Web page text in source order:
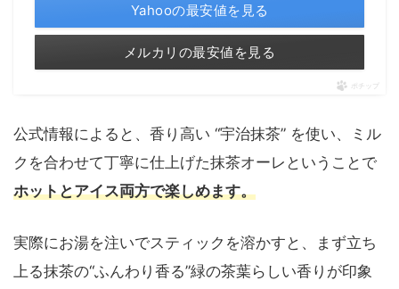
Yahooの最安値を見る
メルカリの最安値を見る
ポチップ
公式情報によると、香り高い “宇治抹茶” を使い、ミル
クを合わせて丁寧に仕上げた抹茶オーレということで
ホットとアイス両方で楽しめます。
実際にお湯を注いでスティックを溶かすと、まず立ち
上る抹茶の“ふんわり香る”緑の茶葉らしい香りが印象